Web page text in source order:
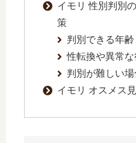
イモリ 性別判別
策
判別できる年齢
性転換や異常
判別が難しい
イモリ オスメス